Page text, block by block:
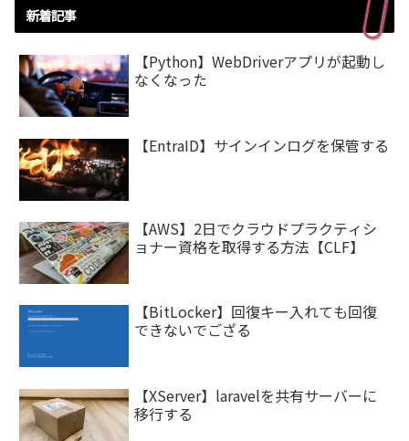
新着記事
【Python】WebDriverアプリが起動し
なくなった
【EntraID】サインインログを保管する
【AWS】2日でクラウドプラクティシ
ョナー資格を取得する方法【CLF】
【BitLocker】回復キー入れても回復
できないでござる
【XServer】laravelを共有サーバーに
移行する